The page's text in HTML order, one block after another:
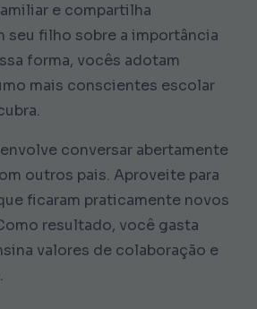
e compartilha
seu filho sobre a importância
forma, vocês adotam
mais conscientes escolar
conversar abertamente
outros pais. Aproveite para
ficaram praticamente novos
resultado, você gasta
valores de colaboração e